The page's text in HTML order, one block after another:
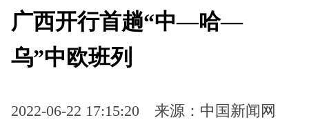
广西开行首趟“中—哈—
乌”中欧班列
2022-06-22 17:15:20 来源：中国新闻网